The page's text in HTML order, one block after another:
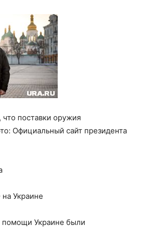
что поставки оружия
Официальный сайт президента
Украине
помощи Украине были